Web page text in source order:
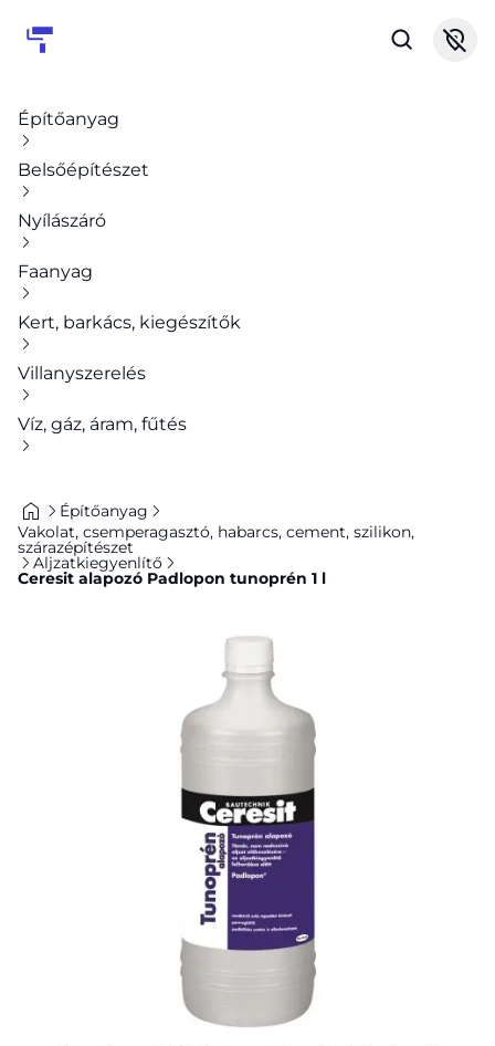
Építőanyag
Belsőépítészet
Nyílászáró
Faanyag
Kert, barkács, kiegészítők
Villanyszerelés
Víz, gáz, áram, fűtés
Építőanyag
Vakolat, csemperagasztó, habarcs, cement, szilikon,
szárazépítészet
Aljzatkiegyenlítő
Ceresit alapozó Padlopon tunoprén 1 l